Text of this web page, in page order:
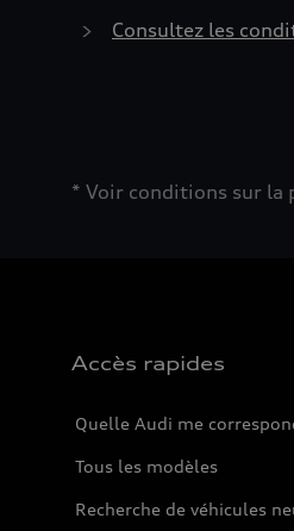
Consultez les
* Voir conditions sur la
Accès rapides
Quelle Audi me
Tous les modèles
Recherche de véhicules